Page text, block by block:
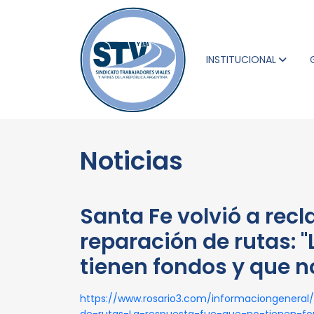
INSTITUCIONAL
Noticias
Santa Fe volvió a
reparación de rutas:
tienen fondos y que
https://www.rosario3.com/